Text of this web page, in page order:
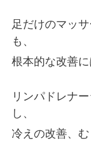
足だけのマッ
も、
根本的な改善に
リンパドレナ
し、
冷えの改善、